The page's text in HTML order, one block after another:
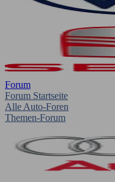
Forum
Forum Startseite
Alle Auto-Foren
Themen-Forum